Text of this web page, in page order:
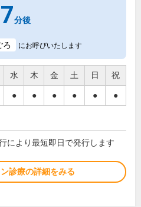
分後
ろ にお呼びいたします
水 木 金 土 日 祝
● ● ● ● ● ●
により最短即日で発行します
診療の詳細をみる